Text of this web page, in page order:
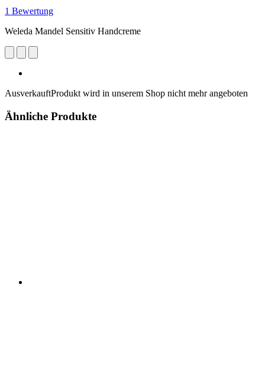
1 Bewertung
Weleda Mandel Sensitiv Handcreme
AusverkauftProdukt wird in unserem Shop nicht mehr angeboten
Ähnliche Produkte